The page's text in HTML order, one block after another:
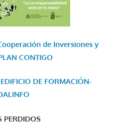
de Inversiones y
CONTIGO
DE FORMACIÓN-
PERDIDOS